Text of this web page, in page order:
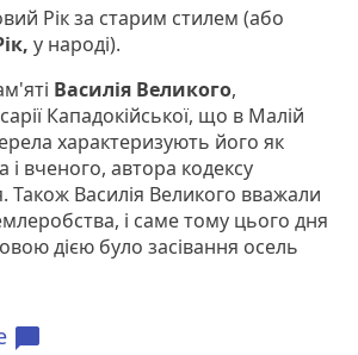
Рік за старим стилем (або
у народі).
Василія Великого,
Кападокійської, що в Малій
характеризують його як
і вченого, автора кодексу
Також Василія Великого вважали
і саме тому цього дня
дією було засівання осель
chat_bubble